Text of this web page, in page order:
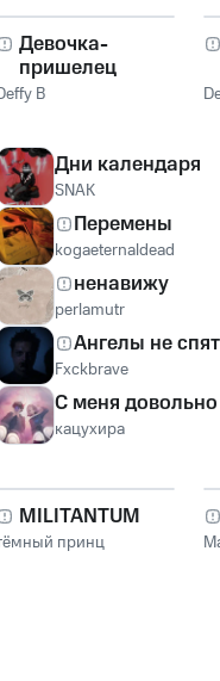
Девочка-
пришелец
B
Дни календаря
SNAK
Перемены
kogaeternaldead
ненавижу
perlamutr
Ангелы не спят
Fxckbrave
С меня довольно
кацухира
MILITANTUM
принц